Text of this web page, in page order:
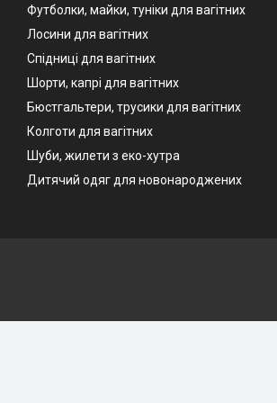
Футболки, майки, туніки для вагітних
Лосини для вагітних
Спідниці для вагітних
Шорти, капрі для вагітних
Бюстгальтери, трусики для вагітних
Колготи для вагітних
Шуби, жилети з еко-хутра
Дитячий одяг для новонароджених